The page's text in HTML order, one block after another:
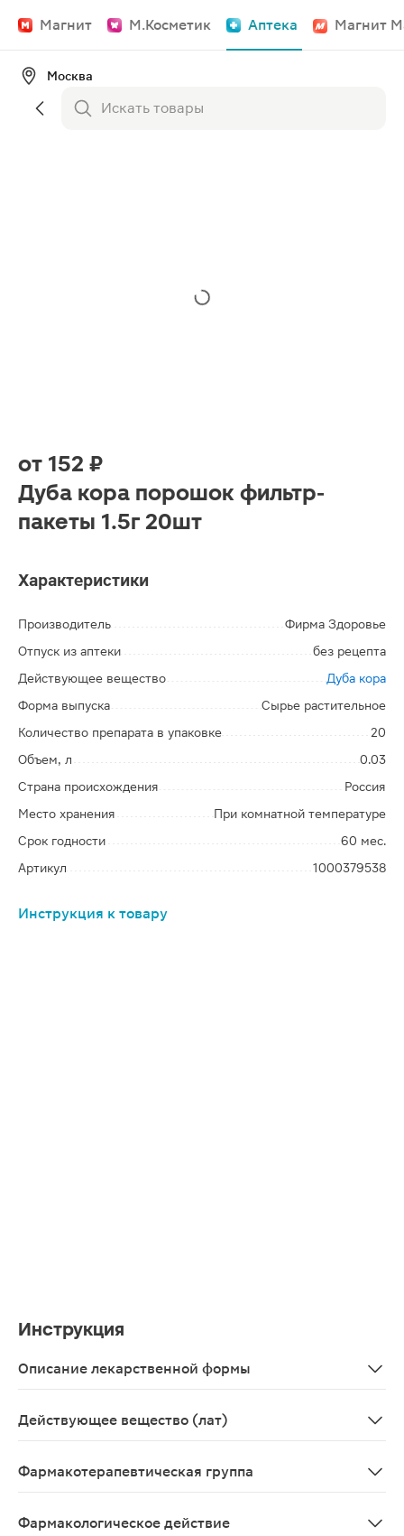
Магнит М.Косметик Аптека Магнит
Москва
от 152 ₽
Дуба кора порошок фильтр-
пакеты 1.5г 20шт
Характеристики
Производитель
Фирма Здоровье
Отпуск из аптеки
без рецепта
Действующее вещество
Дуба кора
Форма выпуска
Сырье растительное
Количество препарата в упаковке
20
Объем, л
0.03
Страна происхождения
Россия
Место хранения
При комнатной температуре
Срок годности
60 мес.
Артикул
1000379538
Инструкция к товару
Инструкция
Описание лекарственной формы
Действующее вещество (лат)
Фармакотерапевтическая группа
Фармакологическое действие